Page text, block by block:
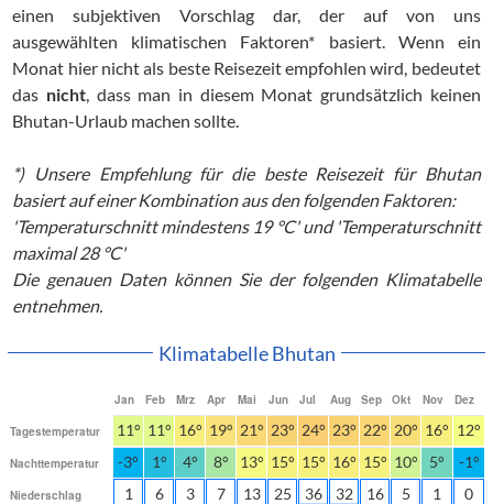
einen subjektiven Vorschlag dar, der auf von uns
ausgewählten klimatischen Faktoren* basiert. Wenn ein
Monat hier nicht als beste Reisezeit empfohlen wird, bedeutet
das nicht, dass man in diesem Monat grundsätzlich keinen
Bhutan-Urlaub machen sollte.
*) Unsere Empfehlung für die beste Reisezeit für Bhutan
basiert auf einer Kombination aus den folgenden Faktoren:
'Temperaturschnitt mindestens 19 °C' und 'Temperaturschnitt
maximal 28 °C'
Die genauen Daten können Sie der folgenden Klimatabelle
entnehmen.
Klimatabelle Bhutan
Jan Feb Mrz Apr Mai Jun Jul Aug Sep Okt Nov Dez
Tagestemperatur 11° 11° 16° 19° 21° 23° 24° 23° 22° 20° 16° 12°
Nachttemperatur -3° 1° 4° 8° 13° 15° 15° 16° 15° 10° 5° -1°
Niederschlag 1 6 3 7 13 25 36 32 16 5 1 0